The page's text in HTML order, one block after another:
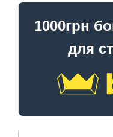
1000грн
для